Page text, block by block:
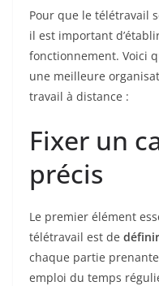
Pour que le télétravail
il est important
fonctionnement. Voici
une meilleure
travail à distance :
Fixer un
précis
Le premier élément
télétravail est de
chaque partie
emploi du temps